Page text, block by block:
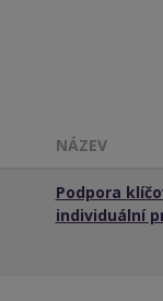
NÁZEV
Podpora
individuální